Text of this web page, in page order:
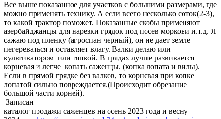
Все выше показанное для участков с большими размерами, где
можно применять технику. А если всего несколько соток(2-3),
то какой трактор поможет. Показанные скобы применяют
азербайджанцы для нарезки грядок под посев моркови и.т.д. Я
сажаю под пленку (агроспан черный), он не дает земле
пегереваться и оставляет влагу. Валки делаю или
культиватором или тяпкой. В грядах лучше развивается
корневая и легче копать саженцы. (копка лопата и вилы).
Если в прямой грядке без валков, то корневая при копке
лопатой сильно повреждается.(Происходит обрезание
большой части корней).
Записан
каталог продажи саженцев на осень 2023 года и весну